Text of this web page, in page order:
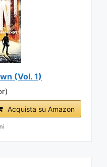
(Vol. 1)
Acquista su Amazon